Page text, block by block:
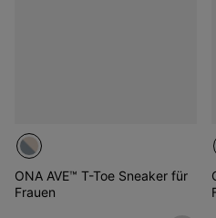
ONA AVE™ T-Toe Sneaker für
Frauen